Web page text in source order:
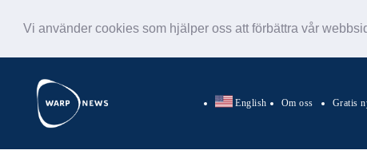
Vi använder cookies som hjälper oss att förbättra vår
English Om oss Gratis